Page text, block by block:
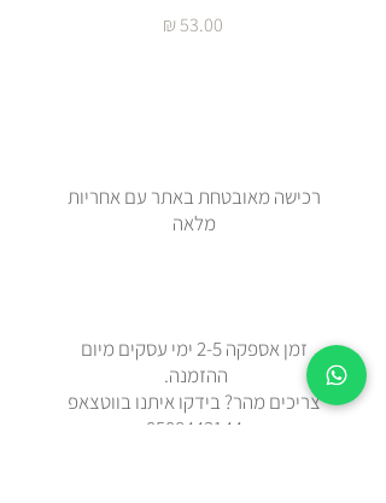
מחיר
רכישה מאובטחת באתר עם אחריות
מלאה
זמן אספקה 2-5 ימי עסקים מיום
ההזמנה.
צריכים מהר? בידקו איתנו בווטצאפ
0508443144